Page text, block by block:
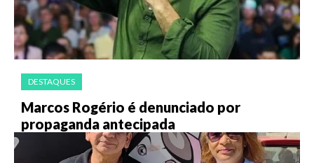
DESTAQUES
Marcos Rogério é denunciado por
propaganda antecipada